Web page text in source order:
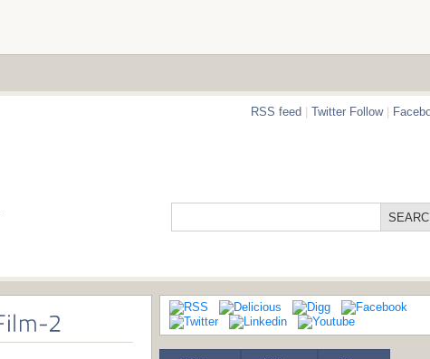
RSS feed Twitter Follow|